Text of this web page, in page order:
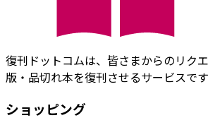
復刊ドットコムは、皆さまからのリク
版・品切れ本を復刊させるサービスです
ショッピング